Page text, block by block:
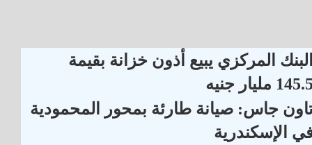
المركزي يبيع أذون خزانة بقيمة
مليار جنيه
جاس: صيانة طارئة بمحور المحمودية
الإسكندرية